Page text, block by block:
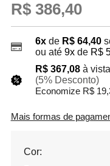
R$ 386,40
6xde R$ 64,40
ou até 9xde R$
R$ 367,08 à
(5% Desconto)
Economize R$
Mais formas de
Cor: